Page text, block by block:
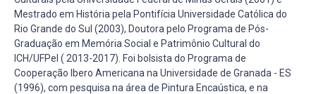
Mestrado em História pela Pontifícia Universidade Católica do
Rio Grande do Sul (2003), Doutora pelo Programa de Pós-
Graduação em Memória Social e Patrimônio Cultural do
ICH/UFPel ( 2013-2017). Foi bolsista do Programa de
Cooperação Ibero Americana na Universidade de Granada - ES
(1996), com pesquisa na área de Pintura Encaústica, e na